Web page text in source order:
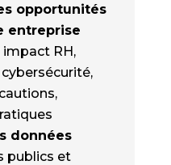
opportunités
entreprise
RH,
données
publics et